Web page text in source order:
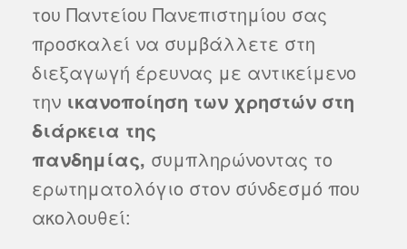
του Παντείου Πανεπιστημίου σας
προσκαλεί να συμβάλλετε στη
διεξαγωγή έρευνας με αντικείμενο
την ικανοποίηση των χρηστών στη
διάρκεια της
πανδημίας, συμπληρώνοντας το
ερωτηματολόγιο στον σύνδεσμό που
ακολουθεί: